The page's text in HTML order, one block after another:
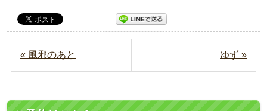
« 風邪のあと ゆず »